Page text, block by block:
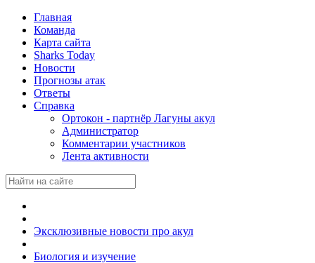
Главная
Команда
Карта сайта
Sharks Today
Новости
Прогнозы атак
Ответы
Справка
Ортокон - партнёр Лагуны акул
Администратор
Комментарии участников
Лента активности
Эксклюзивные новости про акул
Биология и изучение